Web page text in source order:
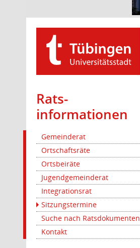
Rats­
informationen
Gemeinderat
Ortschaftsräte
Ortsbeiräte
Jugendgemeinderat
Integrationsrat
Sitzungstermine
Suche nach Ratsdokumenten
Kontakt